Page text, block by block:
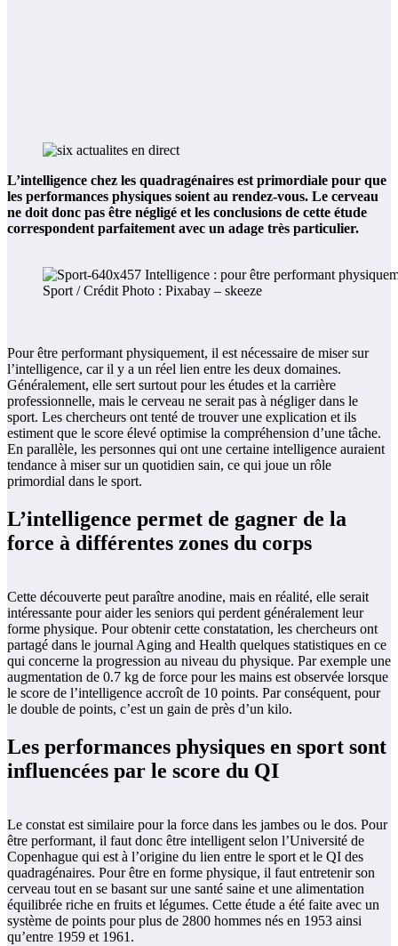
L’intelligence chez les quadragénaires est primordiale pour que
les performances physiques soient au rendez-vous. Le cerveau
ne doit donc pas être négligé et les conclusions de cette étude
correspondent parfaitement avec un adage très particulier.
Sport / Crédit Photo : Pixabay – skeeze
Pour être performant physiquement, il est nécessaire de miser sur
l’intelligence, car il y a un réel lien entre les deux domaines.
Généralement, elle sert surtout pour les études et la carrière
professionnelle, mais le cerveau ne serait pas à négliger dans le
sport. Les chercheurs ont tenté de trouver une explication et ils
estiment que le score élevé optimise la compréhension d’une tâche.
En parallèle, les personnes qui ont une certaine intelligence auraient
tendance à miser sur un quotidien sain, ce qui joue un rôle
primordial dans le sport.
L’intelligence permet de gagner de la
force à différentes zones du corps
Cette découverte peut paraître anodine, mais en réalité, elle serait
intéressante pour aider les seniors qui perdent généralement leur
forme physique. Pour obtenir cette constatation, les chercheurs ont
partagé dans le journal Aging and Health quelques statistiques en ce
qui concerne la progression au niveau du physique. Par exemple une
augmentation de 0.7 kg de force pour les mains est observée lorsque
le score de l’intelligence accroît de 10 points. Par conséquent, pour
le double de points, c’est un gain de près d’un kilo.
Les performances physiques en sport sont
influencées par le score du QI
Le constat est similaire pour la force dans les jambes ou le dos. Pour
être performant, il faut donc être intelligent selon l’Université de
Copenhague qui est à l’origine du lien entre le sport et le QI des
quadragénaires. Pour être en forme physique, il faut entretenir son
cerveau tout en se basant sur une santé saine et une alimentation
équilibrée riche en fruits et légumes. Cette étude a été faite avec un
système de points pour plus de 2800 hommes nés en 1953 ainsi
qu’entre 1959 et 1961.